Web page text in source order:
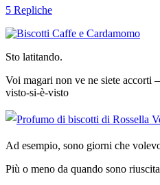
5 Repliche
Sto latitando.
Voi magari non ve ne siete accorti
visto-si-è-visto
Ad esempio, sono giorni che
Più o meno da quando sono